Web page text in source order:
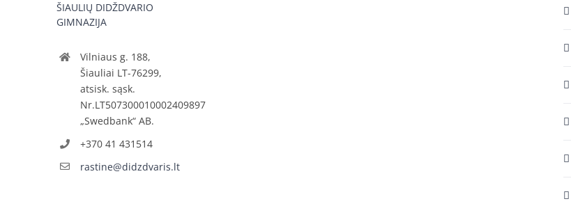
ŠIAULIŲ DIDŽDVARIO
GIMNAZIJA
Vilniaus g. 188,
Šiauliai LT-76299,
atsisk. sąsk.
Nr.LT507300010002409897
„Swedbank“ AB.
+370 41 431514
rastine@didzdvaris.lt